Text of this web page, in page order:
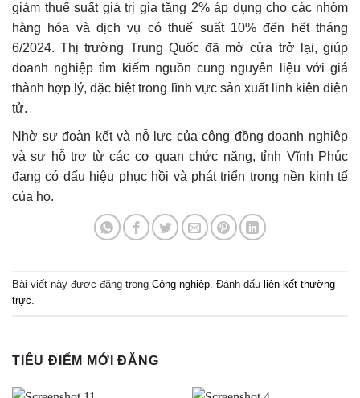
giảm thuế suất giá trị gia tăng 2% áp dụng cho các nhóm
hàng hóa và dịch vụ có thuế suất 10% đến hết tháng
6/2024. Thị trường Trung Quốc đã mở cửa trở lại, giúp
doanh nghiệp tìm kiếm nguồn cung nguyên liệu với giá
thành hợp lý, đặc biệt trong lĩnh vực sản xuất linh kiện điện
tử.
Nhờ sự đoàn kết và nỗ lực của cộng đồng doanh nghiệp
và sự hỗ trợ từ các cơ quan chức năng, tỉnh Vĩnh Phúc
đang có dấu hiệu phục hồi và phát triển trong nền kinh tế
của họ.
Bài viết này được đăng trong Công nghiệp. Đánh dấu liên kết thường
trực.
TIÊU ĐIỂM MỚI ĐĂNG